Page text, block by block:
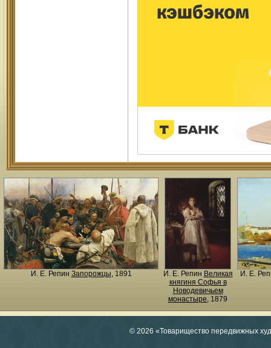
И. Е. Репин Запорожцы, 1891 И. Е. Репин Великая
княгиня Софья в
Новодевичьем
монастыре, 1879
И. Е.
© 2026 «Товарищество передвижных